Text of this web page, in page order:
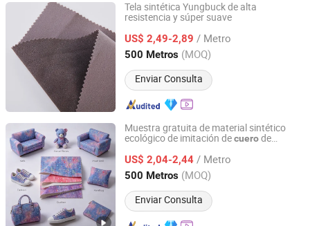
de coche y tapicería
Tela sintética Yungbuck de alta
resistencia y súper suave
US$ 2,49-2,89 / Metro
500 Metros (MOQ)
Enviar Consulta
Zhejiang Minfeng Chemistry Co., Ltd
Zhejiang, China Desde 2026
Muestra gratuita de material sintético
ecológico de imitación decuerode
zapatos/bolsos
US$ 2,04-2,44 / Metro
500 Metros (MOQ)
Enviar Consulta
Zhejiang Minfeng Chemistry Co., Ltd
Zhejiang, China Desde 2026